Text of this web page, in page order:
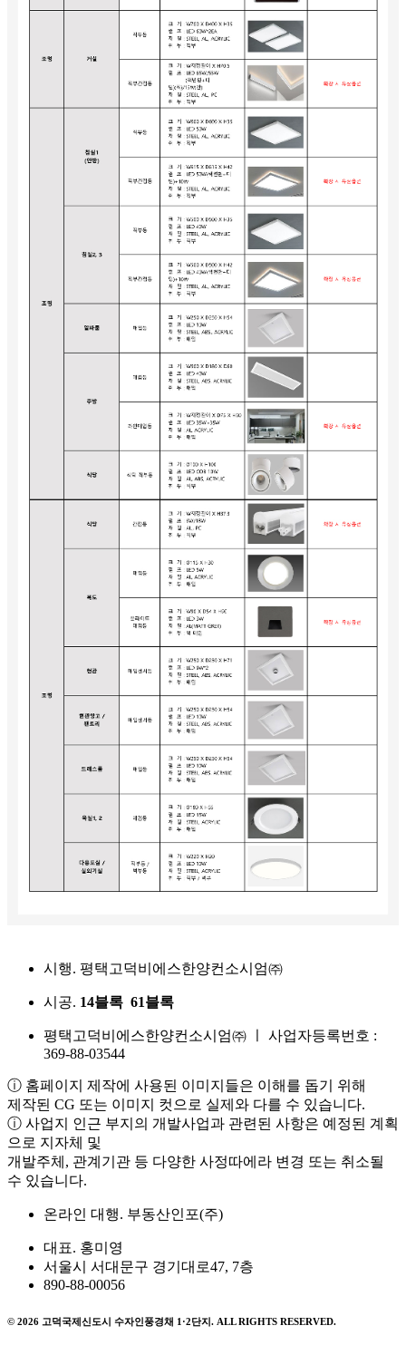
시행. 평택고덕비에스한양컨소시엄㈜
시공. 14블록 61블록
평택고덕비에스한양컨소시엄㈜ ㅣ 사업자등록번호 :
369-88-03544
ⓘ 홈페이지 제작에 사용된 이미지들은 이해를 돕기 위해
제작된 CG 또는 이미지 컷으로 실제와 다를 수 있습니다.
ⓘ 사업지 인근 부지의 개발사업과 관련된 사항은 예정된 계획
으로 지자체 및
개발주체, 관계기관 등 다양한 사정따에라 변경 또는 취소될
수 있습니다.
온라인 대행. 부동산인포(주)
대표. 홍미영
서울시 서대문구 경기대로47, 7층
890-88-00056
© 2026 고덕국제신도시 수자인풍경채 1·2단지. ALL RIGHTS RESERVED.